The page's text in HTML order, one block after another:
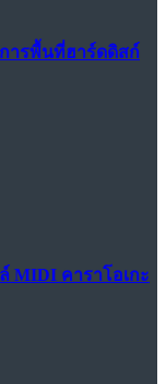
การพื้นที่ฮาร์ดดิสก์
MIDI คาราโอเกะ